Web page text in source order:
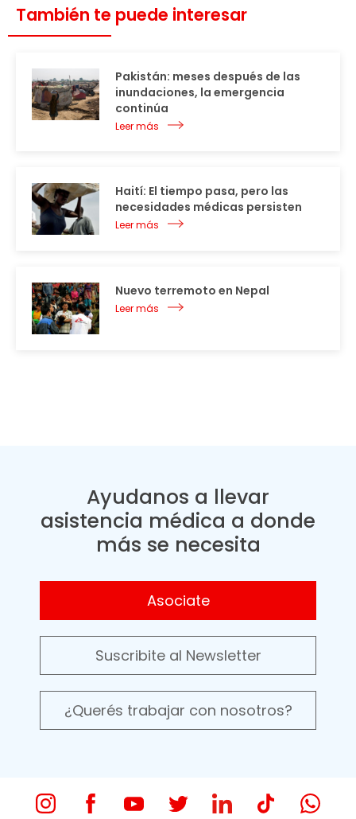
También te puede interesar
Pakistán: meses después de las
inundaciones, la emergencia
continúa
Leer más
Haití: El tiempo pasa, pero las
necesidades médicas persisten
Leer más
Nuevo terremoto en Nepal
Leer más
Ayudanos a llevar
asistencia médica a donde
más se necesita
Asociate
Suscribite al Newsletter
¿Querés trabajar con nosotros?